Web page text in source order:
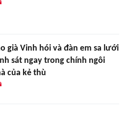
già Vinh hói và đàn em sa lưới
sát ngay trong chính ngôi
của kẻ thù